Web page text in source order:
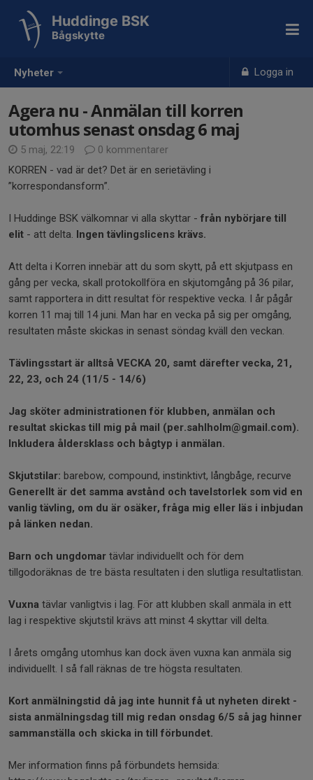
Nyheter Logga in
Huddinge BSK
Bågskytte
Agera nu - Anmälan till korren
utomhus senast onsdag 6 maj
5 maj, 22:19
0 kommentarer
KORREN - vad är det? Det är en serietävling i
”korrespondansform”.
I Huddinge BSK välkomnar vi alla skyttar - från nybörjare till
elit - att delta. Ingen tävlingslicens krävs.
Att delta i Korren innebär att du som skytt, på ett skjutpass en
gång per vecka, skall protokollföra en skjutomgång på 36 pilar,
samt rapportera in ditt resultat för respektive vecka. I år pågår
korren 11 maj till 14 juni. Man har en vecka på sig per omgång,
resultaten måste skickas in senast söndag kväll den veckan.
Tävlingsstart är alltså VECKA 20, samt därefter vecka, 21,
22, 23, och 24 (11/5 - 14/6)
Jag sköter administrationen för klubben, anmälan och
resultat skickas till mig på mail (per.sahlholm@gmail.com).
Inkludera åldersklass och bågtyp i anmälan.
Skjutstilar: barebow, compound, instinktivt, långbåge, recurve
Generellt är det samma avstånd och tavelstorlek som vid en
vanlig tävling, om du är osäker, fråga mig eller läs i inbjudan
på länken nedan.
Barn och ungdomar tävlar individuellt och för dem
tillgodoräknas de tre bästa resultaten i den slutliga resultatlistan.
Vuxna tävlar vanligtvis i lag. För att klubben skall anmäla in ett
lag i respektive skjutstil krävs att minst 4 skyttar vill delta.
I årets omgång utomhus kan dock även vuxna kan anmäla sig
individuellt. I så fall räknas de tre högsta resultaten.
Kort anmälningstid då jag inte hunnit få ut nyheten direkt -
sista anmälningsdag till mig redan onsdag 6/5 så jag hinner
sammanställa och skicka in till förbundet.
Mer information finns på förbundets hemsida: